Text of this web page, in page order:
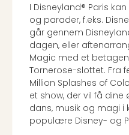
I Disneyland® Paris
og parader, f.eks.
går gennem
dagen, eller
Magic med et
Tornerose-slottet. Fra
Million Splashes of
et show, der vil få
dans, musik og magi
populære Disney- og